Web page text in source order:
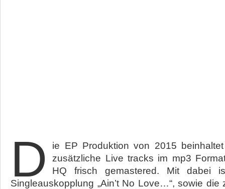
D
ie EP Produktion von 2015
zusätzliche Live tracks im mp3
HQ frisch gemastered. Mit dabei
Singleauskopplung „Ain’t No Love…“, sowie die